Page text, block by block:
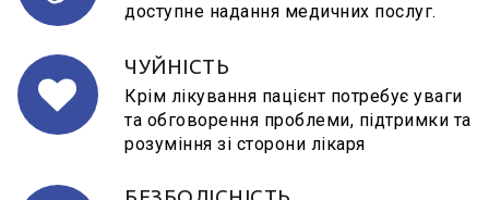
доступне надання медичних послуг.
ЧУЙНІСТЬ
Крім лікування пацієнт потребує уваги
та обговорення проблеми, підтримки та
розуміння зі сторони лікаря